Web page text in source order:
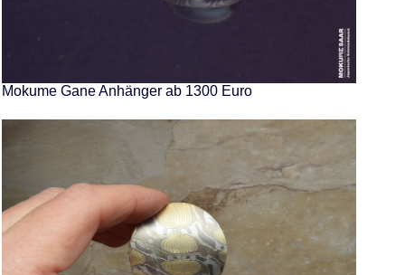
Mokume Gane Anhänger ab 1300 Euro